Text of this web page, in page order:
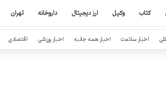
کتاب وکیل ارز دیجیتال داروخانه تهران
اخبار سلامت اخبار همه جانبه اخبار ورزشی اقتصادی